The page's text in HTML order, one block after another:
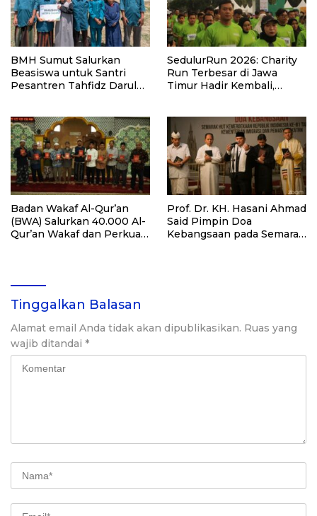
BMH Sumut Salurkan
Beasiswa untuk Santri
Pesantren Tahfidz Darul
SedulurRun 2026: Charity
Run Terbesar di Jawa
Timur Hadir Kembali,
Santri dan Guru Honorer
Badan Wakaf Al-Qur’an
(BWA) Salurkan 40.000 Al-
Qur’an Wakaf dan Perkuat
Prof. Dr. KH. Hasani Ahmad
Said Pimpin Doa
Kebangsaan pada Semarak
Tinggalkan Balasan
Alamat email Anda tidak akan dipublikasikan. Ruas yang
wajib ditandai *